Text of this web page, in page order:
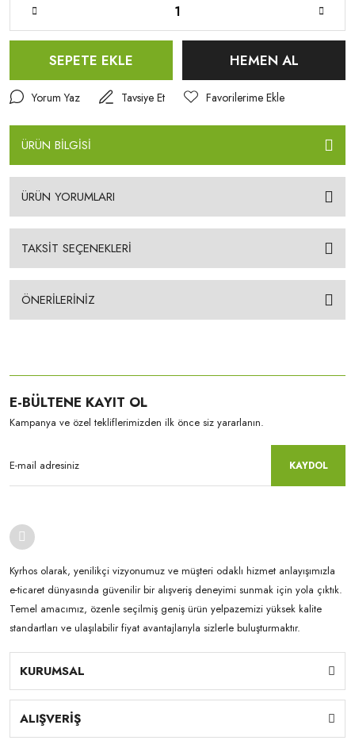
SEPETE EKLE HEMEN AL
Yorum Yaz Tavsiye Et
ÜRÜN BİLGİSİ
ÜRÜN YORUMLARI
TAKSİT SEÇENEKLERİ
ÖNERİLERİNİZ
E-BÜLTENE KAYIT OL
Kampanya ve özel tekliflerimizden ilk önce siz yararlanın.
KAYDOL
Kyrhos olarak, yenilikçi vizyonumuz ve müşteri odaklı hizmet anlayışımızla
e-ticaret dünyasında güvenilir bir alışveriş deneyimi sunmak için yola çıktık.
Temel amacımız, özenle seçilmiş geniş ürün yelpazemizi yüksek kalite
standartları ve ulaşılabilir fiyat avantajlarıyla sizlerle buluşturmaktır.
KURUMSAL
ALIŞVERİŞ